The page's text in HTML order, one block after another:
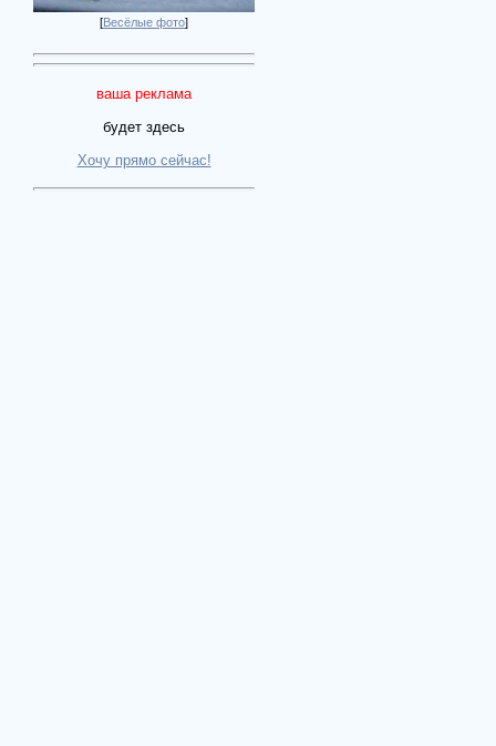
[Весёлые фото]
ваша реклама
будет здесь
Хочу прямо сейчас!